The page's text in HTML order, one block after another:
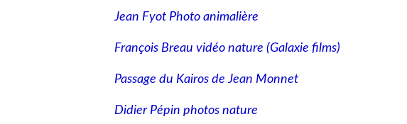
Jean Fyot Photo animalière
François Breau vidéo nature (Galaxie films)
Passage du Kairos de Jean Monnet
Didier Pépin photos nature